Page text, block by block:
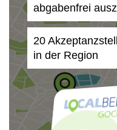
abgabenfrei
20
in der Region